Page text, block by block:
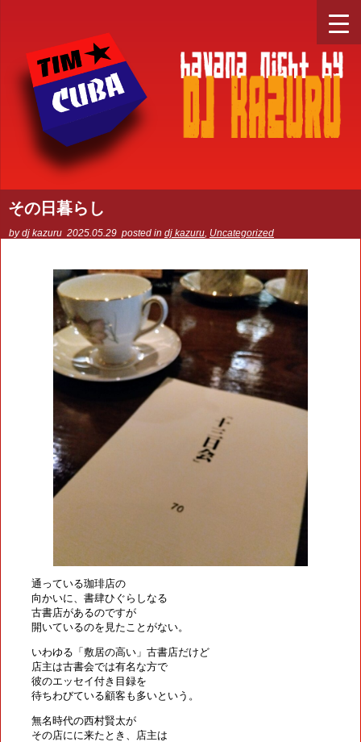
その日暮らし
by dj kazuru 2025.05.29 posted in dj kazuru, Uncategorized
通っている珈琲店の
向かいに、書肆ひぐらしなる
古書店があるのですが
開いているのを見たことがない。
いわゆる「敷居の高い」古書店だけど
店主は古書会では有名な方で
彼のエッセイ付き目録を
待ちわびている顧客も多いという。
無名時代の西村賢太が
その店にに来たとき、店主は